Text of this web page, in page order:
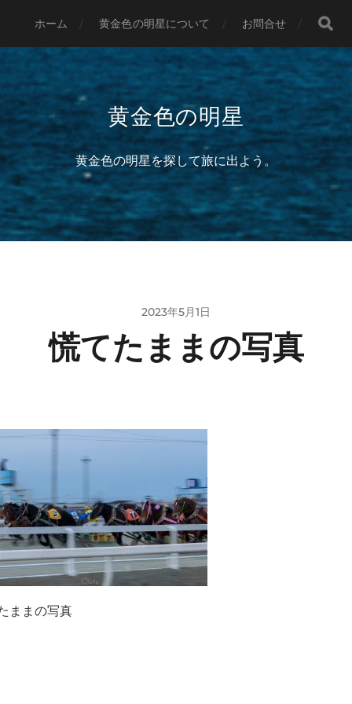
ホーム 黄金色の明星について お問合せ
黄金色の明星
黄金色の明星を探して旅に出よう。
2023年5月1日
慌てたままの写真
ままの写真